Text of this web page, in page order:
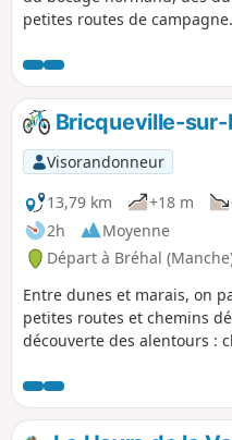
petites routes de
moutons ou encore un petit
verdure…
Bricqueville-sur-
Visorandonneur
13,79 km
+18 m
2h
Moyenne
Départ à Bréhal
Entre dunes et marais, on
petites routes et chemins
découverte des alentours :
anciennes maisons de
fleuries, et granges
nature reprend ses droits.